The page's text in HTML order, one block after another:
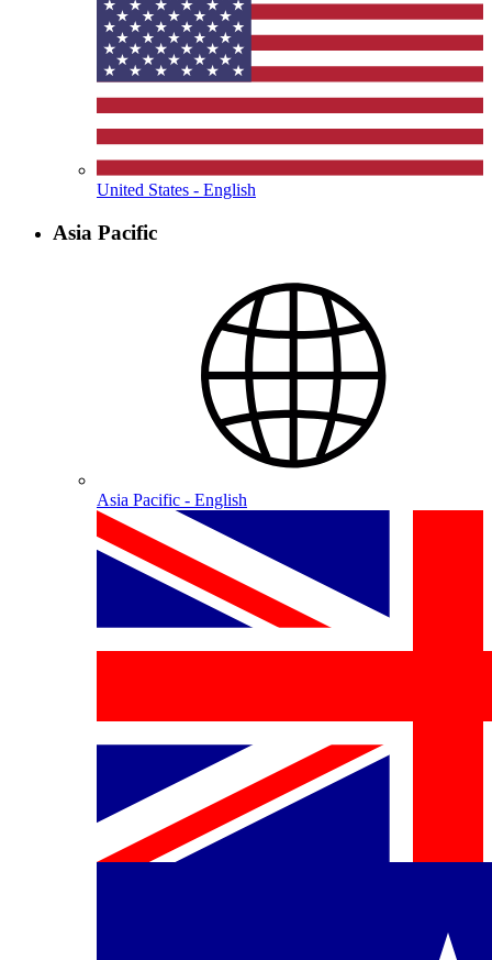
United States - English
Asia Pacific
Asia Pacific - English